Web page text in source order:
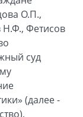
О.П.,
Н.Ф., Фетисов
суд
(далее -